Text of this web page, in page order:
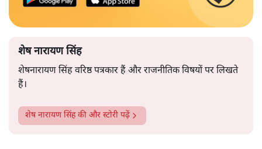
शेष नारायण सिंह
शेषनारायण सिंह वरिष्ठ पत्रकार हैं और राजनीतिक विषयों पर लिखते
हैं।
शेष नारायण सिंहकी और स्टोरी पढ़ें